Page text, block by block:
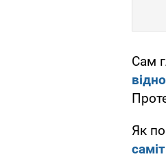
Сам
Як